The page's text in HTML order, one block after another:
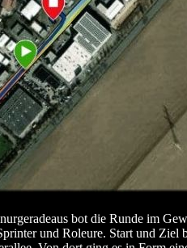
bot die Runde im
und Roleure. Start und Ziel